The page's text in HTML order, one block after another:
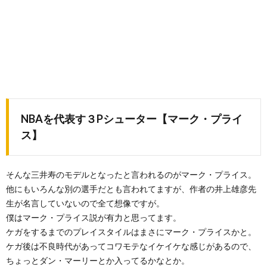
NBAを代表す３Pシューター【マーク・プライ
ス】
そんな三井寿のモデルとなったと言われるのがマーク・プライス。
他にもいろんな別の選手だとも言われてますが、作者の井上雄彦先
生が名言していないので全て想像ですが。
僕はマーク・プライス説が有力と思ってます。
ケガをするまでのプレイスタイルはまさにマーク・プライスかと。
ケガ後は不良時代があってコワモテなイケイケな感じがあるので、
ちょっとダン・マーリーとか入ってるかなとか。